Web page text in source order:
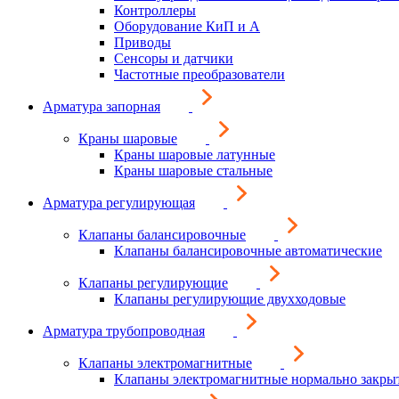
Контроллеры
Оборудование КиП и А
Приводы
Сенсоры и датчики
Частотные преобразователи
Арматура запорная
Краны шаровые
Краны шаровые латунные
Краны шаровые стальные
Арматура регулирующая
Клапаны балансировочные
Клапаны балансировочные автоматические
Клапаны регулирующие
Клапаны регулирующие двухходовые
Арматура трубопроводная
Клапаны электромагнитные
Клапаны электромагнитные нормально